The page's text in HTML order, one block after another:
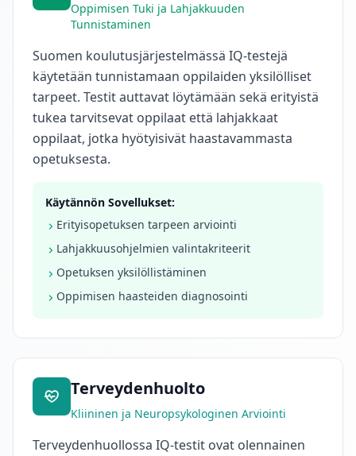
Oppimisen Tuki ja Lahjakkuuden
Tunnistaminen
Suomen koulutusjärjestelmässä IQ-testejä
käytetään tunnistamaan oppilaiden yksilölliset
tarpeet. Testit auttavat löytämään sekä erityistä
tukea tarvitsevat oppilaat että lahjakkaat
oppilaat, jotka hyötyisivät haastavammasta
opetuksesta.
Käytännön Sovellukset:
Erityisopetuksen tarpeen arviointi
Lahjakkuusohjelmien valintakriteerit
Opetuksen yksilöllistäminen
Oppimisen haasteiden diagnosointi
Terveydenhuolto
Kliininen ja Neuropsykologinen Arviointi
Terveydenhuollossa IQ-testit ovat olennainen